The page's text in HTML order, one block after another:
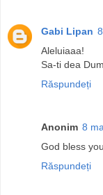
Gabi Lipan
Aleluiaaa!
Sa-ti dea
Răspundeți
Anonim 8
God bless
Răspundeți